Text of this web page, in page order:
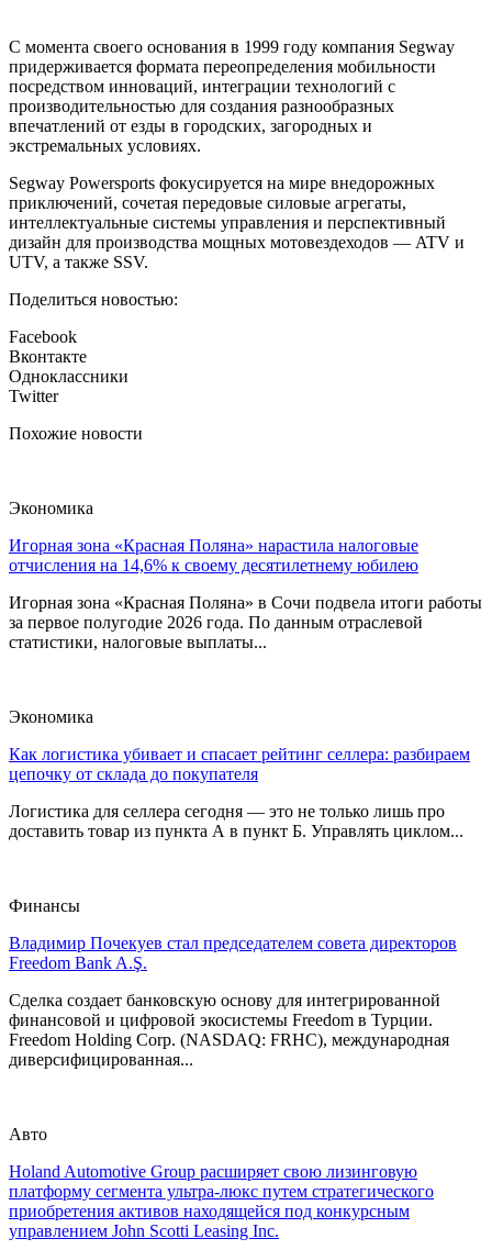
С момента своего основания в 1999 году компания Segway
придерживается формата переопределения мобильности
посредством инноваций, интеграции технологий с
производительностью для создания разнообразных
впечатлений от езды в городских, загородных и
экстремальных условиях.
Segway Powersports фокусируется на мире внедорожных
приключений, сочетая передовые силовые агрегаты,
интеллектуальные системы управления и перспективный
дизайн для производства мощных мотовездеходов — ATV и
UTV, а также SSV.
Поделиться новостью:
Facebook
Вконтакте
Одноклассники
Twitter
Похожие новости
Экономика
Игорная зона «Красная Поляна» нарастила налоговые
отчисления на 14,6% к своему десятилетнему юбилею
Игорная зона «Красная Поляна» в Сочи подвела итоги работы
за первое полугодие 2026 года. По данным отраслевой
статистики, налоговые выплаты...
Экономика
Как логистика убивает и спасает рейтинг селлера: разбираем
цепочку от склада до покупателя
Логистика для селлера сегодня — это не только лишь про
доставить товар из пункта А в пункт Б. Управлять циклом...
Финансы
Владимир Почекуев стал председателем совета директоров
Freedom Bank A.Ş.
Сделка создает банковскую основу для интегрированной
финансовой и цифровой экосистемы Freedom в Турции.
Freedom Holding Corp. (NASDAQ: FRHC), международная
диверсифицированная...
Авто
Holand Automotive Group расширяет свою лизинговую
платформу сегмента ультра-люкс путем стратегического
приобретения активов находящейся под конкурсным
управлением John Scotti Leasing Inc.